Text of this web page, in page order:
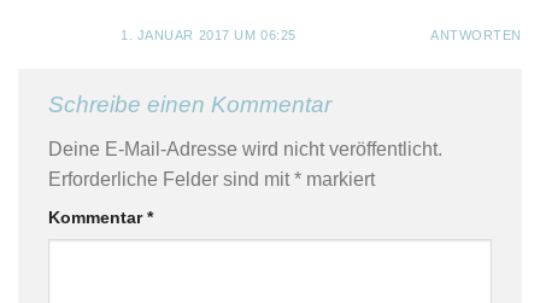
1. JANUAR 2017 UM 06:25 ANTWORTEN
Schreibe einen Kommentar
Deine E-Mail-Adresse wird nicht veröffentlicht.
Erforderliche Felder sind mit* markiert
Kommentar*